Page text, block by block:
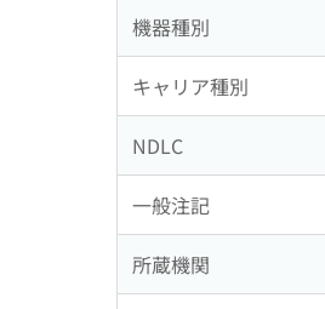
機器種別
キャリア種別
NDLC
一般注記
所蔵機関